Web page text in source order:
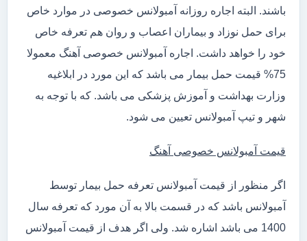
باشند. البته اجاره روزانه آمبولانس خصوصی در موارد خاص
برای حمل نوزاد و بیماران اعصاب و روان هم تعرفه خاص
خود را خواهد داشت. اجاره آمبولانس خصوصی آهنگ معمولا
75% قیمت حمل بیمار می باشد که این مورد در ابلاغیه
وزارت بهداشت و آموزش پزشکی می باشد. که با توجه به
شهر و تیپ آمبولانس تعیین می شود.
قیمت آمبولانس خصوصی آهنگ
اگر منظور از قیمت آمبولانس تعرفه حمل بیمار توسط
آمبولانس باشد که در قسمت بالا به آن مورد که تعرفه سال
1400 می باشد اشاره شد. ولی اگر هدف از قیمت آمبولانس